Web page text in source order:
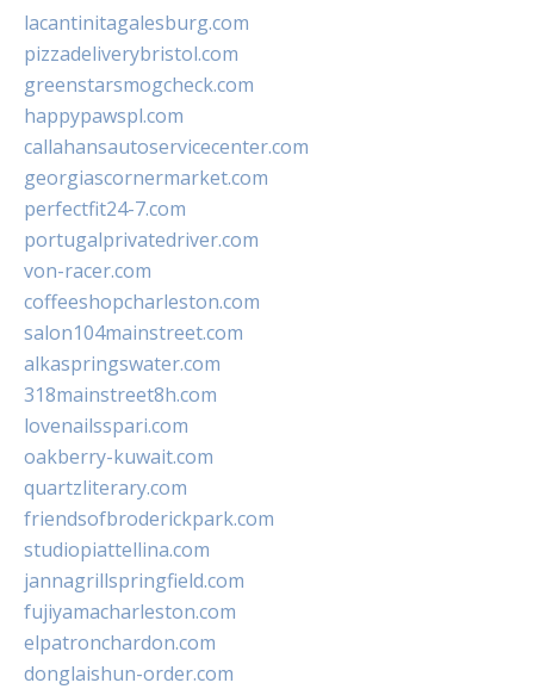
lacantinitagalesburg.com
pizzadeliverybristol.com
greenstarsmogcheck.com
happypawspl.com
callahansautoservicecenter.com
georgiascornermarket.com
perfectfit24-7.com
portugalprivatedriver.com
von-racer.com
coffeeshopcharleston.com
salon104mainstreet.com
alkaspringswater.com
318mainstreet8h.com
lovenailsspari.com
oakberry-kuwait.com
quartzliterary.com
friendsofbroderickpark.com
studiopiattellina.com
jannagrillspringfield.com
fujiyamacharleston.com
elpatronchardon.com
donglaishun-order.com